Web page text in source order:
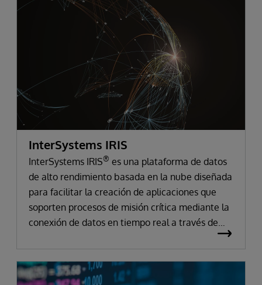
InterSystems IRIS
InterSystems IRIS® es una plataforma de datos
de alto rendimiento basada en la nube diseñada
para facilitar la creación de aplicaciones que
soporten procesos de misión crítica mediante la
conexión de datos en tiempo real a través de